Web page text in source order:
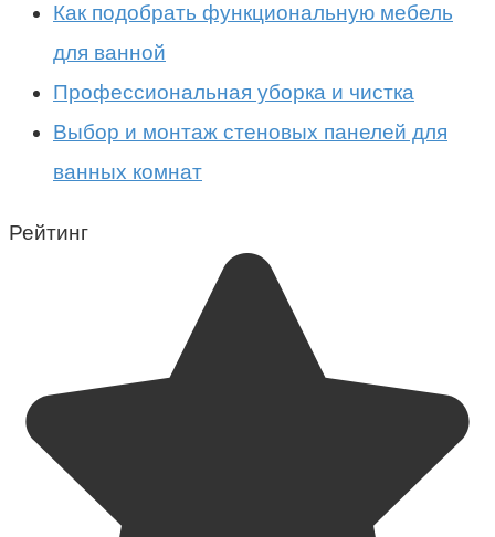
Как подобрать функциональную мебель
для ванной
Профессиональная уборка и чистка
Выбор и монтаж стеновых панелей для
ванных комнат
Рейтинг